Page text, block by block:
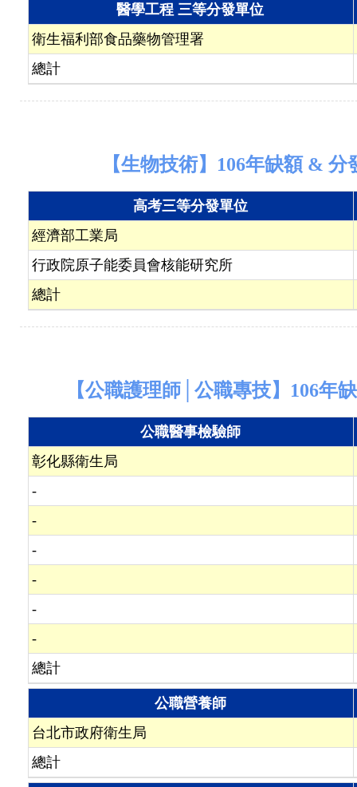
醫學工程 三等分發單位
衛生福利部食品藥物管理署
總計
【生物技術】106年缺額 &
高考三等分發單位
經濟部工業局
行政院原子能委員會核能研究所
總計
【公職護理師│公職專技】106年
公職醫事檢驗師
彰化縣衛生局
-
-
-
-
-
-
總計
公職營養師
台北市政府衛生局
總計